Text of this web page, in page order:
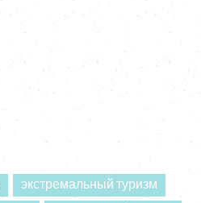
экстремальный туризм